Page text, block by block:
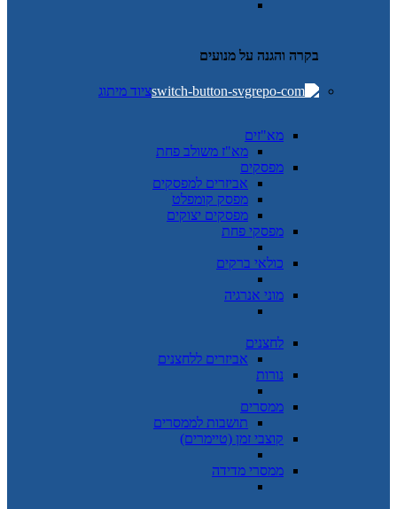
בקרה והגנה על מנועים
ציוד מיתוג
מא"זים
מא"ז משולב פחת
מפסקים
אביזרים למפסקים
מפסק קומפלט
מפסקים יצוקים
מפסקי פחת
כולאי ברקים
מוני אנרגיה
לחצנים
אביזרים ללחצנים
נורות
ממסרים
תושבות לממסרים
קוצבי זמן (טיימרים)
ממסרי מדידה